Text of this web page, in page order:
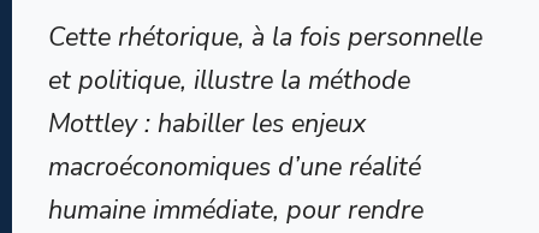
Cette rhétorique, à la fois personnelle
et politique, illustre la méthode
Mottley : habiller les enjeux
macroéconomiques d’une réalité
humaine immédiate, pour rendre